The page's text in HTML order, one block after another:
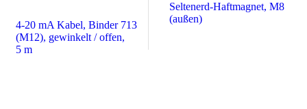
4-20 mA Kabel, Binder 713
(M12), gewinkelt / offen,
5 m
Seltenerd-Haftmagnet, M8
(außen)